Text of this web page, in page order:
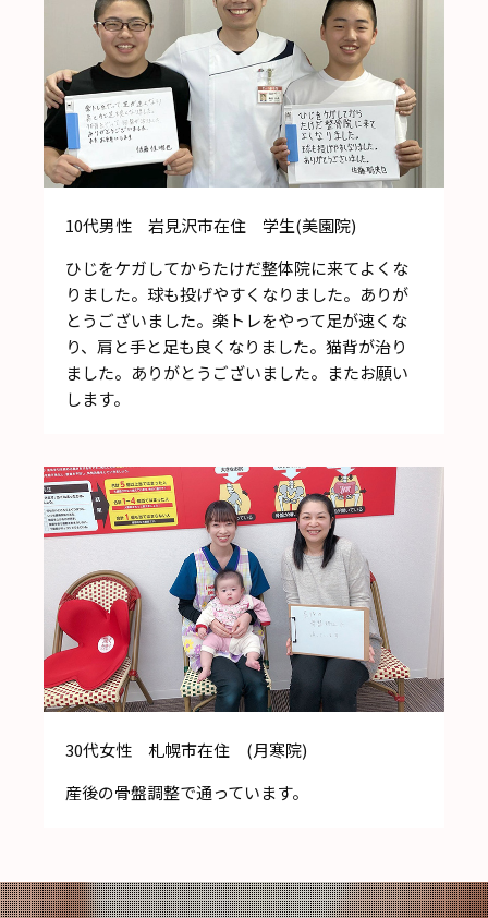
10代男性 岩見沢市在住 学生(美園院)
ひじをケガしてからたけだ整体院に来てよくな
りました。球も投げやすくなりました。ありが
とうございました。楽トレをやって足が速くな
り、肩と手と足も良くなりました。猫背が治り
ました。ありがとうございました。またお願い
します。
30代女性 札幌市在住 (月寒院)
産後の骨盤調整で通っています。